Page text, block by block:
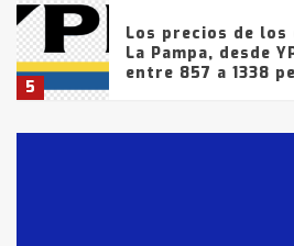
5
Los precios de
La Pampa, desde
entre 857 a 1338